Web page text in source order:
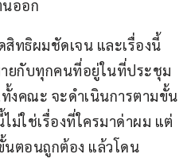
ออก
ทธิผมชัดเจน และเรื่องนี้
ยกับทุกคนที่อยู่ในที่ประชุม
งคณะ จะดำเนินการตามขั้น
ม่ใช่เรื่องที่ใครมาด่าผม แต่
นตอนถูกต้อง แล้วโดน